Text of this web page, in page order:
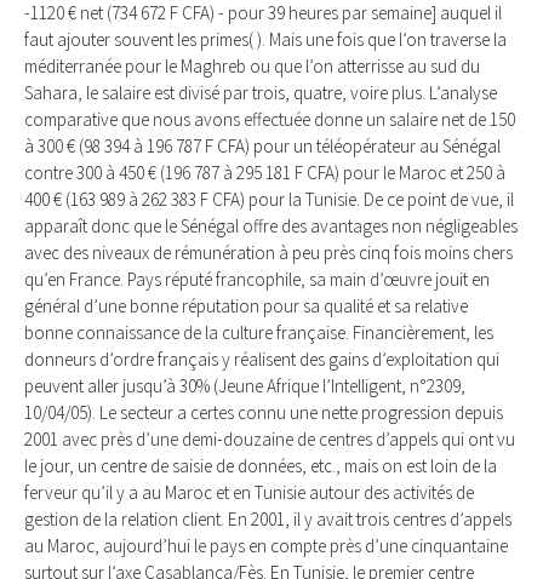
-1120 € net (734 672 F CFA) - pour 39 heures par semaine] auquel il
faut ajouter souvent les primes( ). Mais une fois que l’on traverse la
méditerranée pour le Maghreb ou que l’on atterrisse au sud du
Sahara, le salaire est divisé par trois, quatre, voire plus. L’analyse
comparative que nous avons effectuée donne un salaire net de 150
à 300 € (98 394 à 196 787 F CFA) pour un téléopérateur au Sénégal
contre 300 à 450 € (196 787 à 295 181 F CFA) pour le Maroc et 250 à
400 € (163 989 à 262 383 F CFA) pour la Tunisie. De ce point de vue, il
apparaît donc que le Sénégal offre des avantages non négligeables
avec des niveaux de rémunération à peu près cinq fois moins chers
qu’en France. Pays réputé francophile, sa main d’œuvre jouit en
général d’une bonne réputation pour sa qualité et sa relative
bonne connaissance de la culture française. Financièrement, les
donneurs d’ordre français y réalisent des gains d’exploitation qui
peuvent aller jusqu’à 30% (Jeune Afrique l’Intelligent, n°2309,
10/04/05). Le secteur a certes connu une nette progression depuis
2001 avec près d’une demi-douzaine de centres d’appels qui ont vu
le jour, un centre de saisie de données, etc., mais on est loin de la
ferveur qu’il y a au Maroc et en Tunisie autour des activités de
gestion de la relation client. En 2001, il y avait trois centres d’appels
au Maroc, aujourd’hui le pays en compte près d’une cinquantaine
surtout sur l’axe Casablanca/Fès. En Tunisie, le premier centre